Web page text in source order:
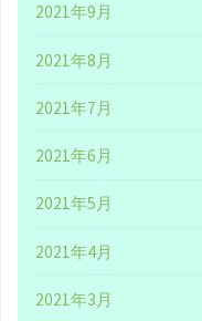
2021年9月
2021年8月
2021年7月
2021年6月
2021年5月
2021年4月
2021年3月